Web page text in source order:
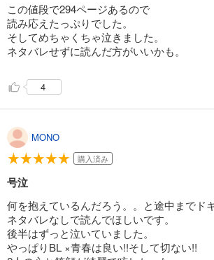
この値段で294ページあるので
読み応えたっぷりでした。
そしてめちゃくちゃ泣きました。
ネタバレせずに読んだ方がいいかも。
4
MONO
購入済み
号泣
何を抱えているんだろう。。と途中までドキ
ネタバレなしで読んでほしいです。
後半はずっと泣いていました。
やっぱりBL ×青春は良い!!そして切ない!!